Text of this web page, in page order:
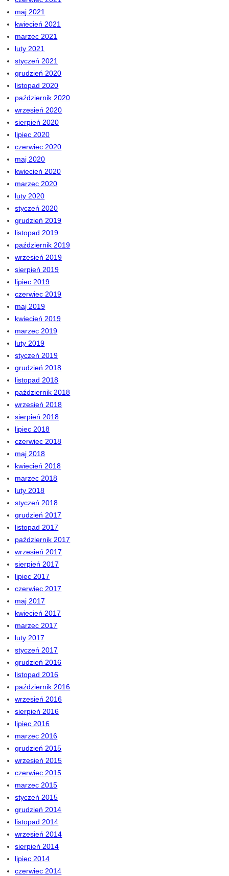
maj 2021
kwiecień 2021
marzec 2021
luty 2021
styczeń 2021
grudzień 2020
listopad 2020
październik 2020
wrzesień 2020
sierpień 2020
lipiec 2020
czerwiec 2020
maj 2020
kwiecień 2020
marzec 2020
luty 2020
styczeń 2020
grudzień 2019
listopad 2019
październik 2019
wrzesień 2019
sierpień 2019
lipiec 2019
czerwiec 2019
maj 2019
kwiecień 2019
marzec 2019
luty 2019
styczeń 2019
grudzień 2018
listopad 2018
październik 2018
wrzesień 2018
sierpień 2018
lipiec 2018
czerwiec 2018
maj 2018
kwiecień 2018
marzec 2018
luty 2018
styczeń 2018
grudzień 2017
listopad 2017
październik 2017
wrzesień 2017
sierpień 2017
lipiec 2017
czerwiec 2017
maj 2017
kwiecień 2017
marzec 2017
luty 2017
styczeń 2017
grudzień 2016
listopad 2016
październik 2016
wrzesień 2016
sierpień 2016
lipiec 2016
marzec 2016
grudzień 2015
wrzesień 2015
czerwiec 2015
marzec 2015
styczeń 2015
grudzień 2014
listopad 2014
wrzesień 2014
sierpień 2014
lipiec 2014
czerwiec 2014